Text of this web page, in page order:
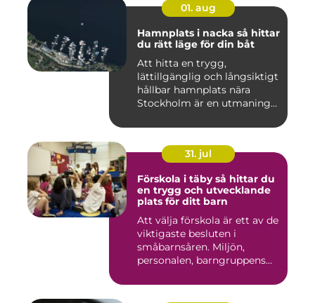
01. aug
Hamnplats i nacka så hittar
du rätt läge för din båt
Att hitta en trygg,
lättillgänglig och långsiktigt
hållbar hamnplats nära
Stockholm är en utmaning
31. jul
Förskola i täby så hittar du
en trygg och utvecklande
plats för ditt barn
Att välja förskola är ett av de
viktigaste besluten i
småbarnsåren. Miljön,
personalen, barngruppens...